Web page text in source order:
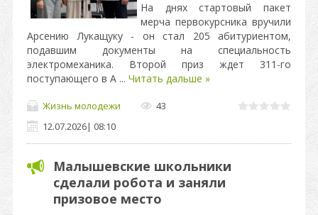
На днях стартовый пакет
мерча первокурсника вручили
Арсению Лукащуку - он стал 205 абитуриентом,
подавшим документы на специальность
электромеханика. Второй приз ждет 311-го
поступающего в А ... Читать дальше »
Жизнь молодежи
43
12.07.2026| 08:10
Малышевские школьники
сделали робота и заняли
призовое место